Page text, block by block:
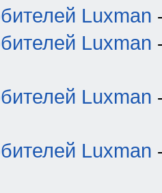
Luxman
Luxman
Luxman
Luxman